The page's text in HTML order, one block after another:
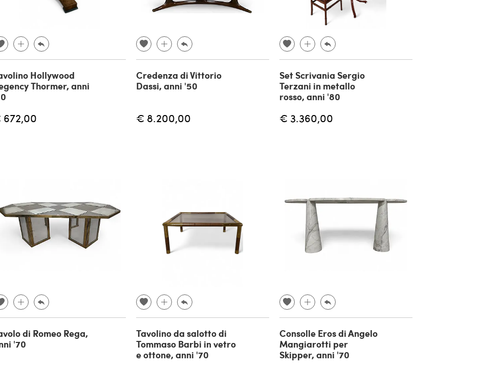
Hollywood
Thormer, anni
Credenza di Vittorio
Dassi, anni '50
€ 8.200,00
Set Scrivania Sergio
Terzani in metallo
rosso, anni '80
€ 3.360,00
di Romeo Rega,
'70
Tavolino da salotto di
Tommaso Barbi in vetro
e ottone, anni '70
Consolle Eros di Angelo
Mangiarotti per
Skipper, anni '70